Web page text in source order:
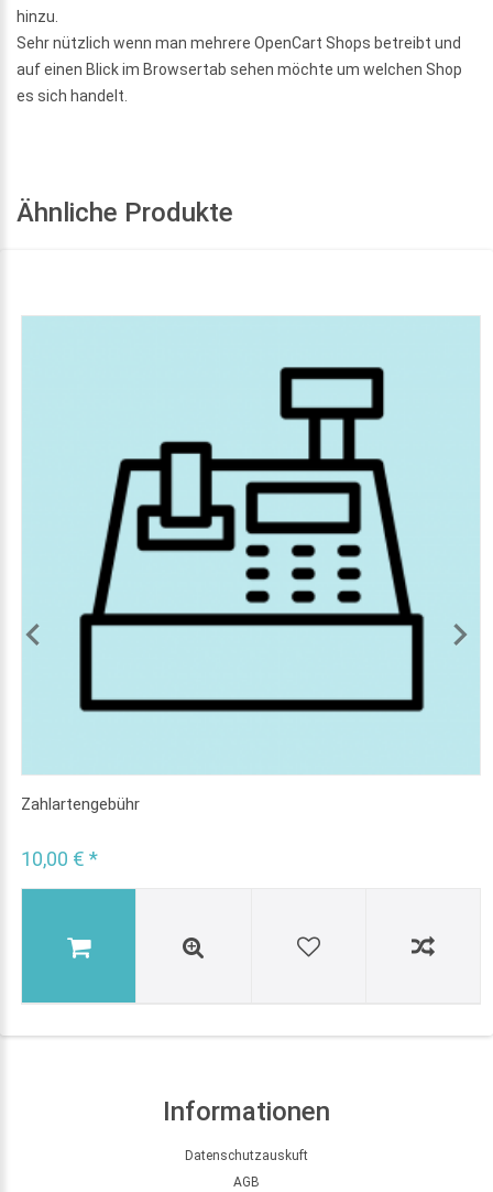
hinzu.
Sehr nützlich wenn man mehrere OpenCart Shops betreibt und
auf einen Blick im Browsertab sehen möchte um welchen Shop
es sich handelt.
Ähnliche Produkte
Zahlartengebühr
10,00 € *
Informationen
Datenschutzauskuft
AGB